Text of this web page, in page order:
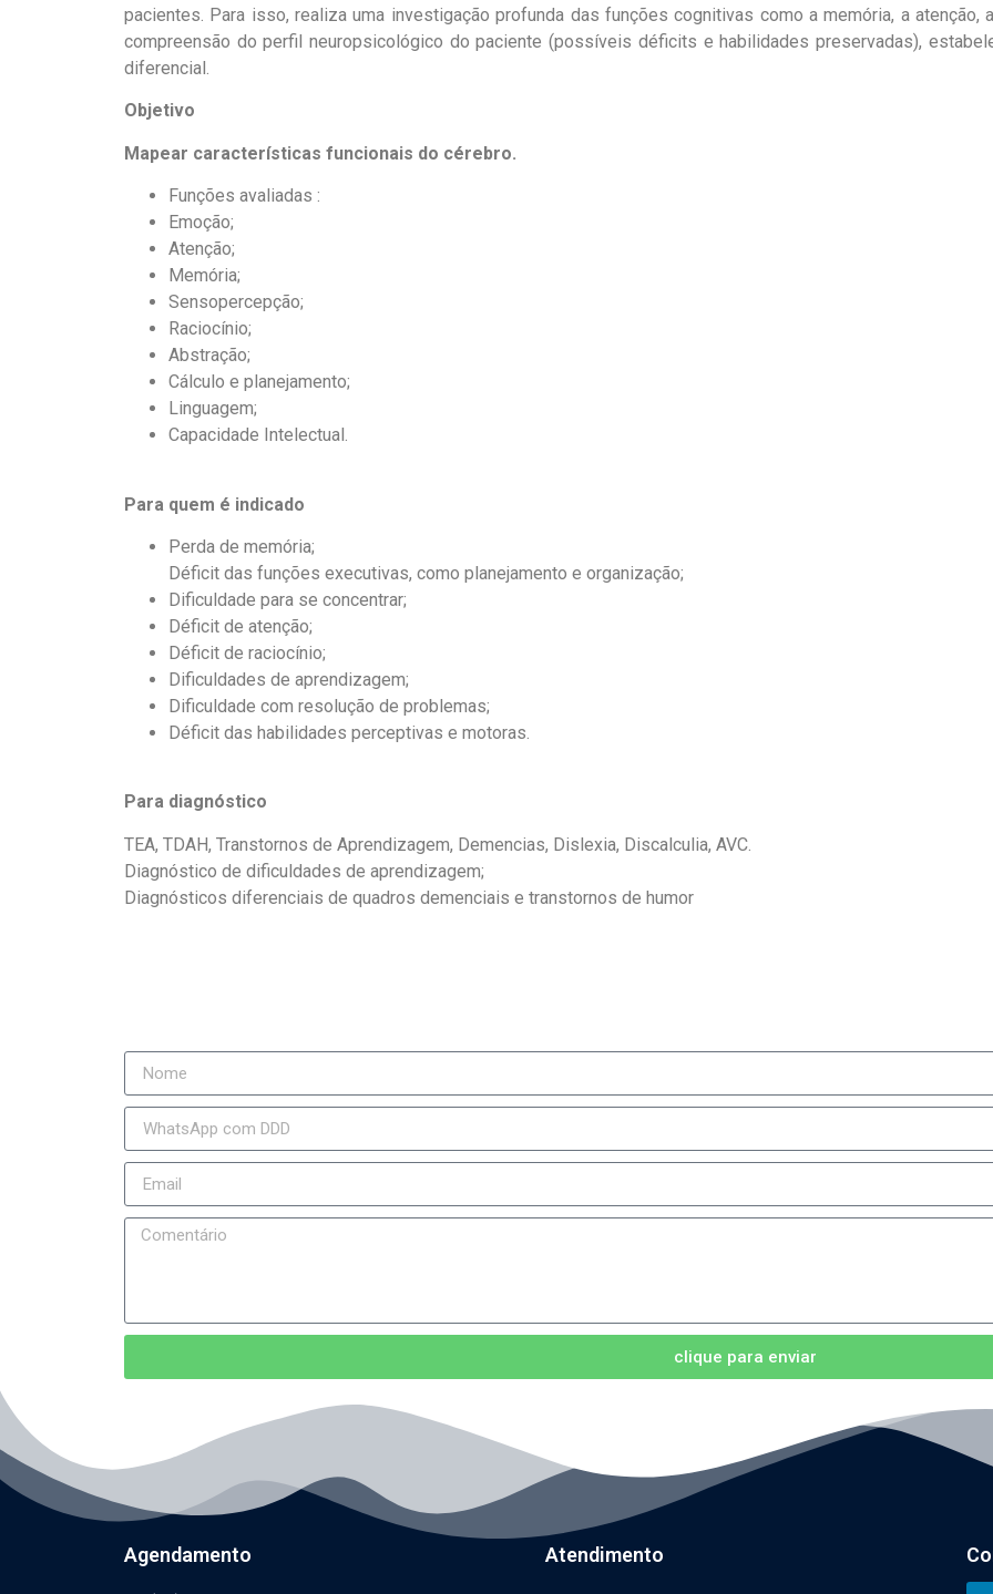
pacientes. Para isso, realiza uma investigação profunda das funções cognitivas como a memória, a
compreensão do perfil neuropsicológico do paciente (possíveis déficits e habilidades preservadas),
diferencial.
Objetivo
Mapear características funcionais do cérebro.
Funções avaliadas :
Emoção;
Atenção;
Memória;
Sensopercepção;
Raciocínio;
Abstração;
Cálculo e planejamento;
Linguagem;
Capacidade Intelectual.
Para quem é indicado
Perda de memória;
Déficit das funções executivas, como planejamento e organização;
Dificuldade para se concentrar;
Déficit de atenção;
Déficit de raciocínio;
Dificuldades de aprendizagem;
Dificuldade com resolução de problemas;
Déficit das habilidades perceptivas e motoras.
Para diagnóstico
TEA, TDAH, Transtornos de Aprendizagem, Demencias, Dislexia, Discalculia, AVC.
Diagnóstico de dificuldades de aprendizagem;
Diagnósticos diferenciais de quadros demenciais e transtornos de humor
clique para enviar
Agendamento Atendimento